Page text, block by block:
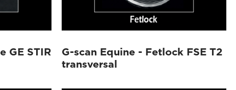
GE STIR
G-scan Equine - Fetlock FSE T2
transversal